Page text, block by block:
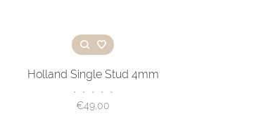
Holland Single Stud 4mm
• • • • •
€49,00